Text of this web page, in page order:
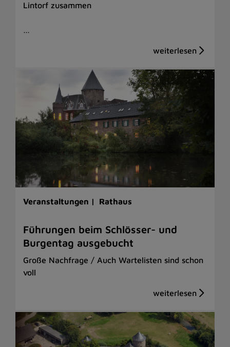
Lintorf zusammen
…
Veranstaltungen | Rathaus
Führungen beim Schlösser- und
Burgentag ausgebucht
Große Nachfrage / Auch Wartelisten sind schon
voll